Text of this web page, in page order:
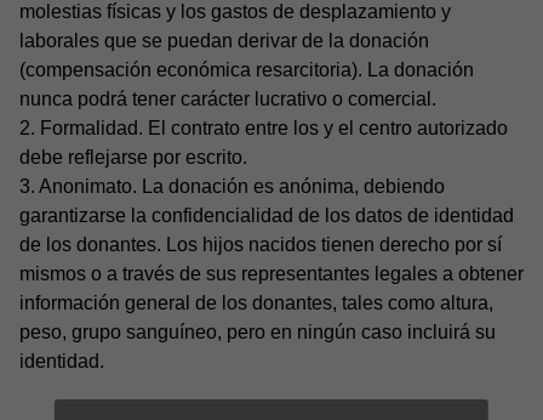
molestias físicas y los gastos de desplazamiento y
laborales que se puedan derivar de la donación
(compensación económica resarcitoria). La donación
nunca podrá tener carácter lucrativo o comercial.
2. Formalidad. El contrato entre los y el centro autorizado
debe reflejarse por escrito.
3. Anonimato. La donación es anónima, debiendo
garantizarse la confidencialidad de los datos de identidad
de los donantes. Los hijos nacidos tienen derecho por sí
mismos o a través de sus representantes legales a obtener
información general de los donantes, tales como altura,
peso, grupo sanguíneo, pero en ningún caso incluirá su
identidad.